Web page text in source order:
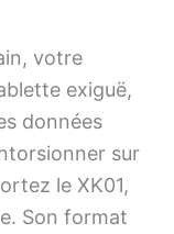
votre
exiguë,
données
sur
le XK01,
Son format